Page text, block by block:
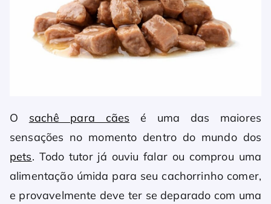
O sachê para cães é uma das maiores
sensações no momento dentro do mundo dos
pets. Todo tutor já ouviu falar ou comprou uma
alimentação úmida para seu cachorrinho comer,
e provavelmente deve ter se deparado com uma